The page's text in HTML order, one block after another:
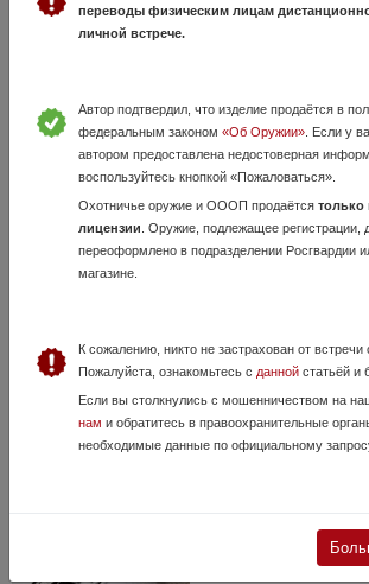
0K0CuWRjsHnLtsIiocxh0 Травматический
Р.А. (арт.460, со...
60 000 руб.
Москва
Добрый день! Продаю пистолет Grand Power
рабочем состоянии, так же отдам 3 кобуры,
чистки). Переоформление ОЛРР в ЗАО г.
переводы физическим лицам
личной встрече.
Автор подтвердил, что изделие продаётся в
федеральным законом «Об Оружии». Если у
автором предоставлена недостоверная
воспользуйтесь кнопкой «Пожаловаться».
Охотничье оружие и ОООП продаётся только
лицензии . Оружие, подлежащее регистрации,
переоформлено в подразделении Росгвардии
магазине.
К сожалению, никто не застрахован от
Пожалуйста, ознакомьтесь с даннойстатьёй и
Если вы столкнулись с мошенничеством на
нам и обратитесь в правоохранительные
необходимые данные по официальному